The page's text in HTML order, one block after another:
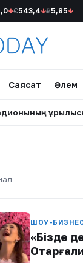
↓€543,4↓₽5,85↓
Саясат Әлем
құрылысы
ШОУ-
«Бізде